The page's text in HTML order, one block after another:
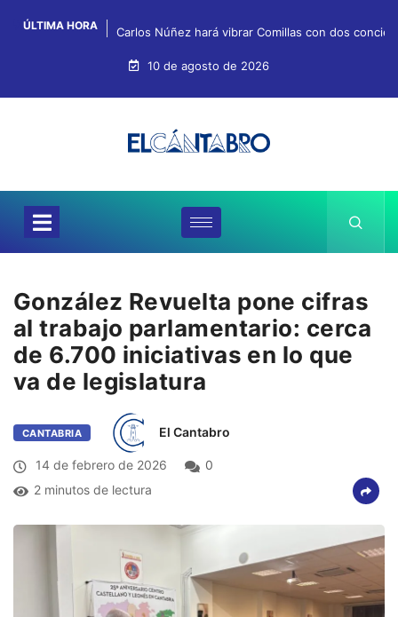
ÚLTIMA HORA Carlos Núñez hará vibrar Comillas con dos
10 de agosto de 2026
González Revuelta pone cifras
al trabajo parlamentario: cerca
de 6.700 iniciativas en lo que
va de legislatura
CANTABRIA El Cantabro
14 de febrero de 2026
0
2 minutos de lectura